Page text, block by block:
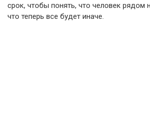
срок, чтобы понять, что человек рядом
что теперь все будет иначе.